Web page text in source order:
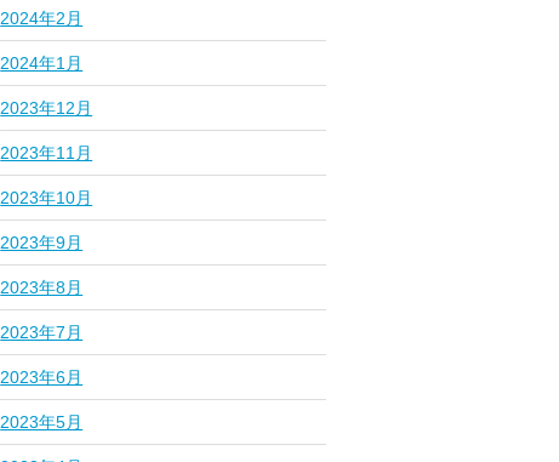
2024年2月
2024年1月
2023年12月
2023年11月
2023年10月
2023年9月
2023年8月
2023年7月
2023年6月
2023年5月